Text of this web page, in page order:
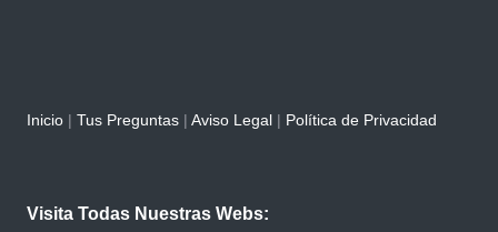
Inicio Tus Preguntas Aviso Legal Política de Privacidad
Visita Todas Nuestras Webs: